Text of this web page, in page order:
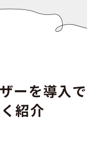
ーを導入
紹介